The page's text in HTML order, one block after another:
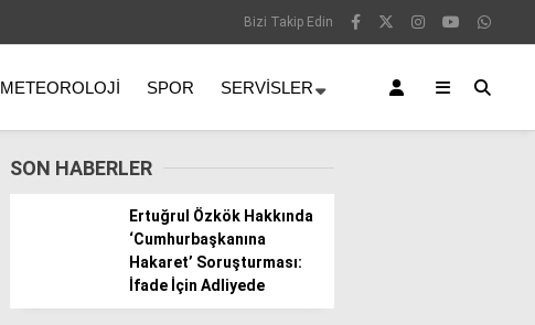
Bizi Takip Edin
METEOROLOJI SPOR SERVISLER
SON HABERLER
Ertuğrul Özkök Hakkında
‘Cumhurbaşkanına
Hakaret’ Soruşturması:
İfade İçin Adliyede